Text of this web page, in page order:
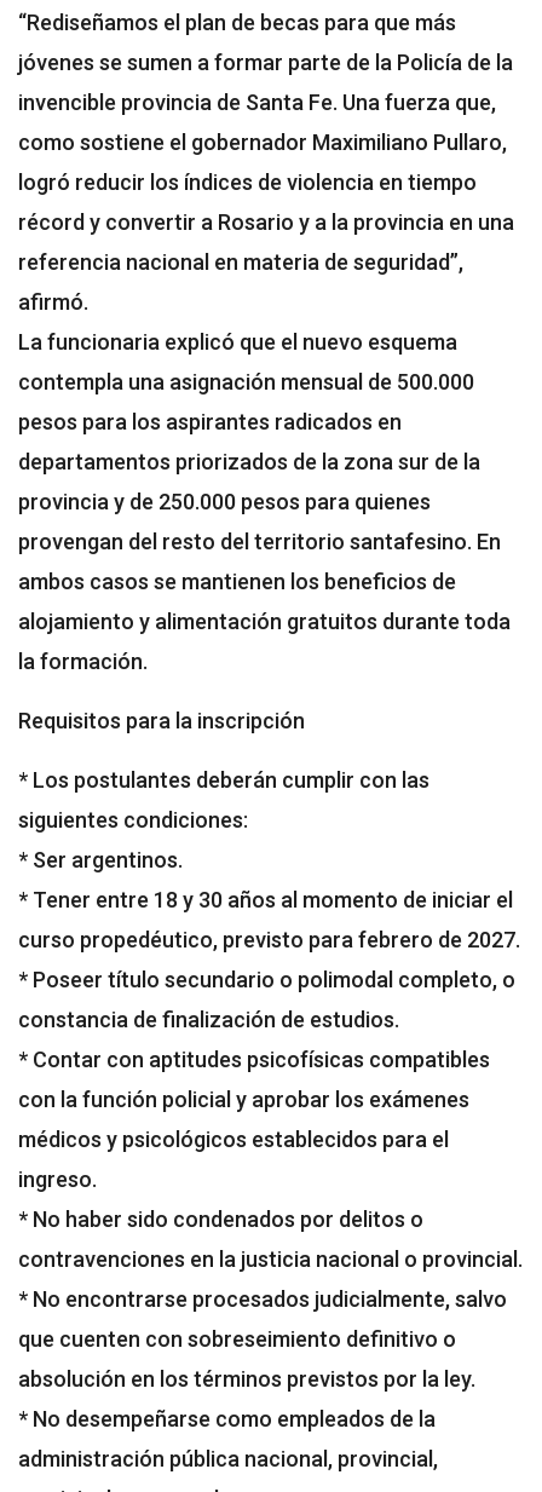
“Rediseñamos el plan de becas para que más
jóvenes se sumen a formar parte de la Policía de la
invencible provincia de Santa Fe. Una fuerza que,
como sostiene el gobernador Maximiliano Pullaro,
logró reducir los índices de violencia en tiempo
récord y convertir a Rosario y a la provincia en una
referencia nacional en materia de seguridad”,
afirmó.
La funcionaria explicó que el nuevo esquema
contempla una asignación mensual de 500.000
pesos para los aspirantes radicados en
departamentos priorizados de la zona sur de la
provincia y de 250.000 pesos para quienes
provengan del resto del territorio santafesino. En
ambos casos se mantienen los beneficios de
alojamiento y alimentación gratuitos durante toda
la formación.
Requisitos para la inscripción
* Los postulantes deberán cumplir con las
siguientes condiciones:
* Ser argentinos.
* Tener entre 18 y 30 años al momento de iniciar el
curso propedéutico, previsto para febrero de 2027.
* Poseer título secundario o polimodal completo, o
constancia de finalización de estudios.
* Contar con aptitudes psicofísicas compatibles
con la función policial y aprobar los exámenes
médicos y psicológicos establecidos para el
ingreso.
* No haber sido condenados por delitos o
contravenciones en la justicia nacional o provincial.
* No encontrarse procesados judicialmente, salvo
que cuenten con sobreseimiento definitivo o
absolución en los términos previstos por la ley.
* No desempeñarse como empleados de la
administración pública nacional, provincial,